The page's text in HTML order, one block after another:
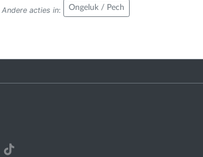
Andere acties in: Ongeluk / Pech